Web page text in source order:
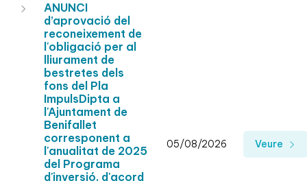
ANUNCI
d’aprovació del
reconeixement de
l'obligació per al
lliurament de
bestretes dels
fons del Pla
ImpulsDipta a
l'Ajuntament de
Benifallet
corresponent a
l'anualitat de 2025
del Programa
d'inversió, d'acord
05/08/2026 Veure